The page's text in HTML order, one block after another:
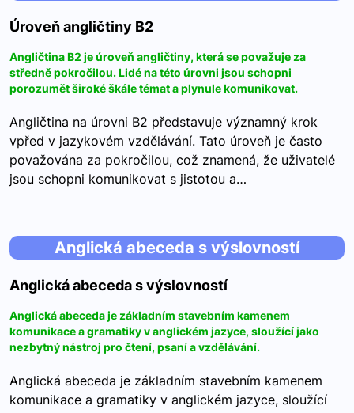
Úroveň angličtiny B2
Angličtina B2 je úroveň angličtiny, která se považuje za
středně pokročilou. Lidé na této úrovni jsou schopni
porozumět široké škále témat a plynule komunikovat.
Angličtina na úrovni B2 představuje významný krok
vpřed v jazykovém vzdělávání. Tato úroveň je často
považována za pokročilou, což znamená, že uživatelé
jsou schopni komunikovat s jistotou a…
Anglická abeceda s výslovností
Anglická abeceda s výslovností
Anglická abeceda je základním stavebním kamenem
komunikace a gramatiky v anglickém jazyce, sloužící jako
nezbytný nástroj pro čtení, psaní a vzdělávání.
Anglická abeceda je základním stavebním kamenem
komunikace a gramatiky v anglickém jazyce, sloužící